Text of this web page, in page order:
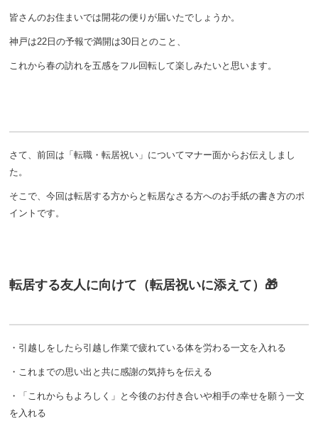
皆さんのお住まいでは開花の便りが届いたでしょうか。
神戸は22日の予報で満開は30日とのこと、
これから春の訪れを五感をフル回転して楽しみたいと思います。
さて、前回は「転職・転居祝い」についてマナー面からお伝えしまし
た。
そこで、今回は転居する方からと転居なさる方へのお手紙の書き方のポ
イントです。
転居する友人に向けて（転居祝いに添えて）🎁
・引越しをしたら引越し作業で疲れている体を労わる一文を入れる
・これまでの思い出と共に感謝の気持ちを伝える
・「これからもよろしく」と今後のお付き合いや相手の幸せを願う一文
を入れる